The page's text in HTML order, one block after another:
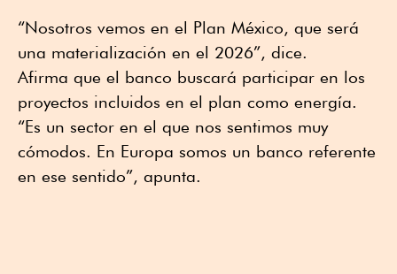
“Nosotros vemos en el Plan México, que será
una materialización en el 2026”, dice.
Afirma que el banco buscará participar en los
proyectos incluidos en el plan como energía.
“Es un sector en el que nos sentimos muy
cómodos. En Europa somos un banco referente
en ese sentido”, apunta.